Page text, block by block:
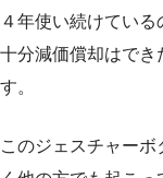
４年使い続けている
十分減価償却はでき
す。
このジェスチャー